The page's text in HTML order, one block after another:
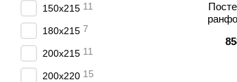
150х215 11
180х215 7
200х215 11
200х220 15